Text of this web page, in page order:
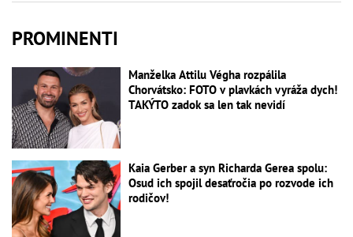
PROMINENTI
Manželka Attilu Végha rozpálila
Chorvátsko: FOTO v plavkách vyráža dych!
TAKÝTO zadok sa len tak nevidí
Kaia Gerber a syn Richarda Gerea spolu:
Osud ich spojil desaťročia po rozvode ich
rodičov!